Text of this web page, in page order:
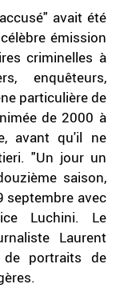
avait été
émission
criminelles à
enquêteurs,
particulière de
de 2000 à
avant qu'il ne
"Un jour un
saison,
septembre avec
Luchini. Le
Laurent
de portraits de